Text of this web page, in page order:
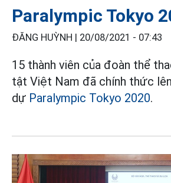
Paralympic Tokyo
ĐĂNG HUỲNH | 20/08/2021 - 07:43
15 thành viên của đoàn thể
tật Việt Nam đã chính thức
dự Paralympic Tokyo 2020.